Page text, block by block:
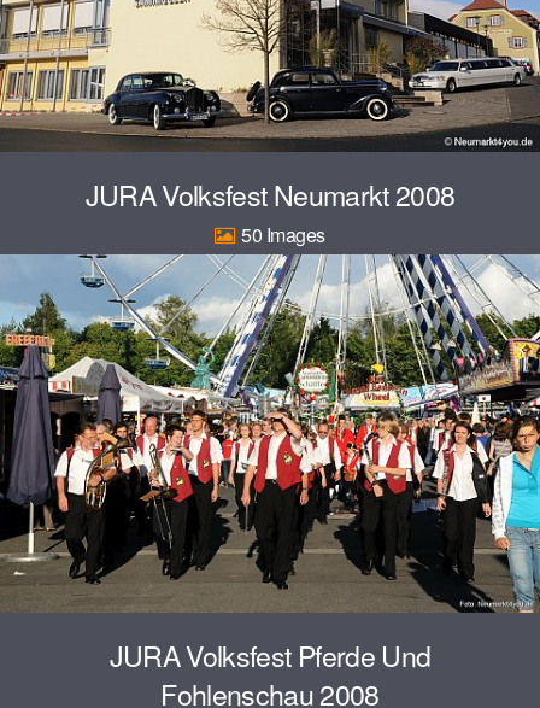
JURA Volksfest Neumarkt 2008
50
JURA Volksfest Pferde Und
Fohlenschau 2008